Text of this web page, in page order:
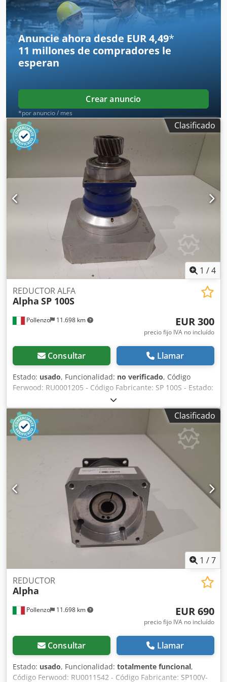
Anuncie ahora desde EUR 4,49*
11 millones de compradores le
esperan
Crear anuncio
*por anuncio / mes
Clasificado
1 /4
Pollenzo 11.698 km
REDUCTOR ALFA
Alpha SP 100S
EUR 300
precio fijo IVA no incluído
Consultar Llamar
Estado: usado, Funcionalidad: no verificado, Código
Ferwood: RU0001205 - Código Fabricante: SP 100S - Estado:
Usado - Funcionalidad: No probado - Si está interesado
ofrecemos un servicio de revisión, consúltenos. Dksdpfov
Du Apjx Aamsr
Clasificado
1 /7
Pollenzo 11.698 km
REDUCTOR
Alpha
EUR 690
precio fijo IVA no incluído
Consultar Llamar
Estado: usado, Funcionalidad: totalmente funcional,
Código Ferwood: RU0011542 - Código Fabricante: SP100V-